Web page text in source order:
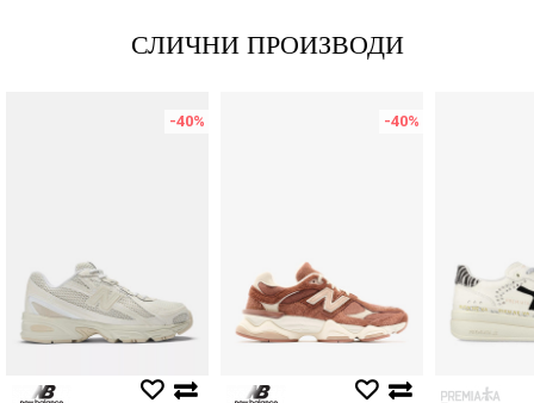
СЛИЧНИ ПРОИЗВОДИ
-40% -40%